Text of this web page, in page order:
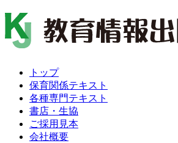
トップ
保育関係テキスト
各種専門テキスト
書店・生協
ご採用見本
会社概要